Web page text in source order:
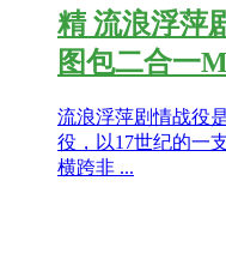
精流浪浮萍
图包二合一
流浪浮萍剧情战役
役，以17世纪的一
横跨非 ...